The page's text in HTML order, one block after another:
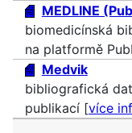
MEDLINE
biomedicínská
na platformě
Medvik
bibliografická
publikací [více